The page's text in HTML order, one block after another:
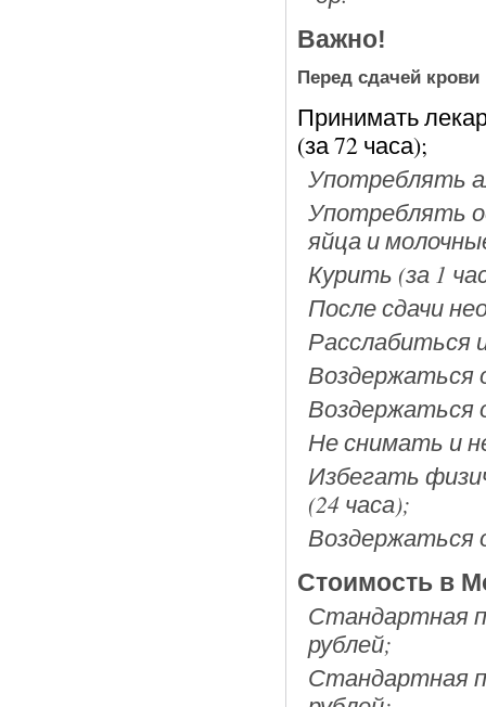
Важно!
Перед сдачей крови
Принимать
(за 72 часа);
Употреблять
Употреблять
яйца и
Курить (за 1
После сдачи
Расслабиться
Воздержаться
Воздержаться
Не снимать и
Избегать
(24 часа);
Воздержаться
Стоимость в
Стандартная
рублей;
Стандартная